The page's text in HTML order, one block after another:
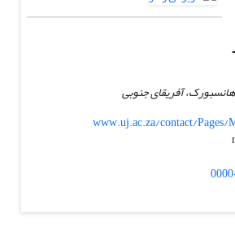
آفریقای جنوبی
www.uj.ac.za/contact/Pages/